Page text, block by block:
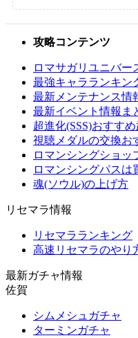
攻略コンテンツ
ロマサガリユニバー
最強キャラランキン
最新メンテナンス情
最新イベント情報ま
超進化(SSS)おすす
視聴メダルの交換お
ロマンシングショッ
ロマンシングパスは
魂(ソウル)の上げ方
リセマラ情報
リセマラランキング
高速リセマラのやり
最新ガチャ情報
佐賀
シムメシュガチャ
ターミンガチャ